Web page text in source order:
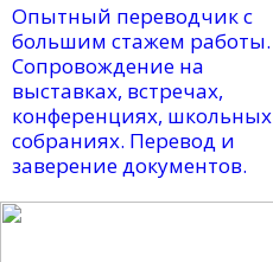
Опытный переводчик с
большим стажем работы.
Сопровождение на
выставках, встречах,
конференциях, школьных
собраниях. Перевод и
заверение документов.